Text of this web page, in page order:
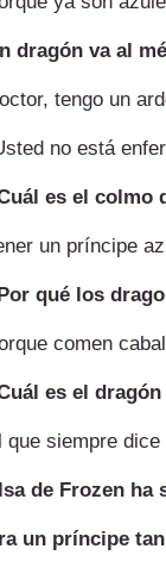
dragón va al
tengo un
no está
es el colmo
un príncipe
qué los
comen
es el
que siempre
de Frozen ha
un príncipe